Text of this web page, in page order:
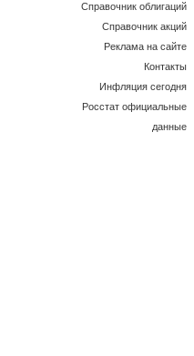
Справочник облигаций
Справочник акций
Реклама на сайте
Контакты
Инфляция сегодня
Росстат официальные
данные